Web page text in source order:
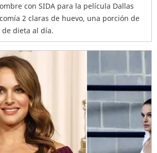
con SIDA para la película Dallas
2 claras de huevo, una porción de
dieta al día.